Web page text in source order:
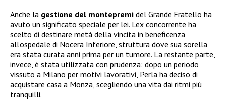
Anche la gestione del montepremi del Grande Fratello ha
avuto un significato speciale per lei. L’ex concorrente ha
scelto di destinare metà della vincita in beneficenza
all’ospedale di Nocera Inferiore, struttura dove sua sorella
era stata curata anni prima per un tumore. La restante parte,
invece, è stata utilizzata con prudenza: dopo un periodo
vissuto a Milano per motivi lavorativi, Perla ha deciso di
acquistare casa a Monza, scegliendo una vita dai ritmi più
tranquilli.